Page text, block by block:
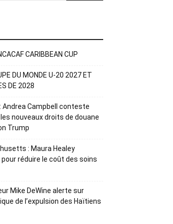
CARIBBEAN CUP
DU MONDE U-20 2027 ET
DE 2028
Campbell conteste
nouveaux droits de douane
Trump
: Maura Healey
réduire le coût des soins
Mike DeWine alerte sur
de l’expulsion des Haïtiens